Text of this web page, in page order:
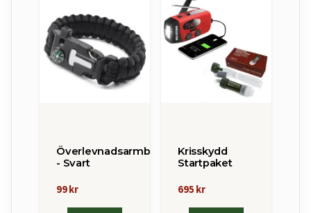
Överlevnadsarmband
- Svart
99 kr
Krisskydd
Startpaket
695 kr